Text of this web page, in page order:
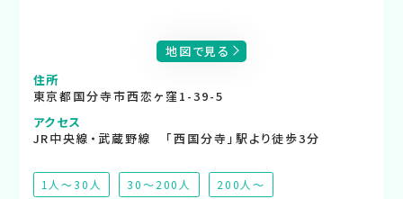
地図で見る
住所
東京都国分寺市西恋ヶ窪1-39-5
アクセス
JR中央線・武蔵野線 「西国分寺」駅より徒歩3分
1人～30人 30～200人 200人～